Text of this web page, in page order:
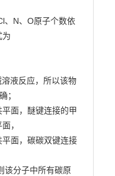
、N、O原子个数依
为
液反应，所以该物
；
面，醚键连接的甲
，
面，碳碳双键连接
该分子中所有碳原